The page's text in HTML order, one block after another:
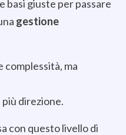
basi giuste per passare
gestione
complessità, ma
direzione.
con questo livello di